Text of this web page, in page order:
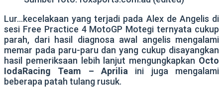
Lur…kecelakaan yang terjadi pada Alex de Angelis di
sesi Free Practice 4 MotoGP Motegi ternyata cukup
parah, dari hasil diagnosa awal angelis mengalami
memar pada paru-paru dan yang cukup disayangkan
hasil pemeriksaan lebih lanjut mengungkapkan Octo
IodaRacing Team – Aprilia ini juga mengalami
beberapa patah tulang rusuk.